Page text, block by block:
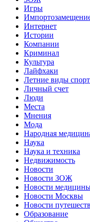
Игры
Интернет
Истории
Компании
Криминал
Культура
Лайфхаки
Летние виды
Личный счет
Люди
Места
Мнения
Мода
Народная
Наука
Наука и техника
Недвижимость
Новости
Новости ЗОЖ
Новости
Новости Москвы
Новости
Образование